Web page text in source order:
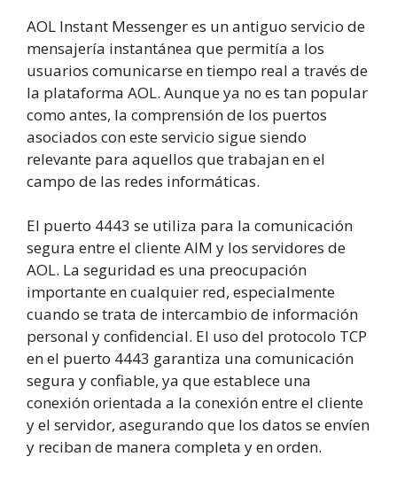
AOL Instant Messenger es un antiguo servicio de
mensajería instantánea que permitía a los
usuarios comunicarse en tiempo real a través de
la plataforma AOL. Aunque ya no es tan popular
como antes, la comprensión de los puertos
asociados con este servicio sigue siendo
relevante para aquellos que trabajan en el
campo de las redes informáticas.
El puerto 4443 se utiliza para la comunicación
segura entre el cliente AIM y los servidores de
AOL. La seguridad es una preocupación
importante en cualquier red, especialmente
cuando se trata de intercambio de información
personal y confidencial. El uso del protocolo TCP
en el puerto 4443 garantiza una comunicación
segura y confiable, ya que establece una
conexión orientada a la conexión entre el cliente
y el servidor, asegurando que los datos se envíen
y reciban de manera completa y en orden.